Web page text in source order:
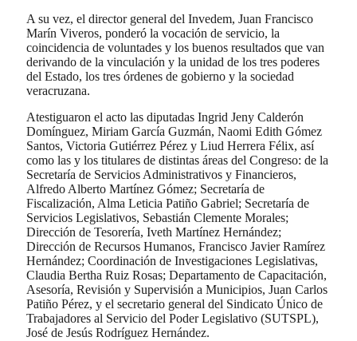
A su vez, el director general del Invedem, Juan Francisco
Marín Viveros, ponderó la vocación de servicio, la
coincidencia de voluntades y los buenos resultados que van
derivando de la vinculación y la unidad de los tres poderes
del Estado, los tres órdenes de gobierno y la sociedad
veracruzana.
Atestiguaron el acto las diputadas Ingrid Jeny Calderón
Domínguez, Miriam García Guzmán, Naomi Edith Gómez
Santos, Victoria Gutiérrez Pérez y Liud Herrera Félix, así
como las y los titulares de distintas áreas del Congreso: de la
Secretaría de Servicios Administrativos y Financieros,
Alfredo Alberto Martínez Gómez; Secretaría de
Fiscalización, Alma Leticia Patiño Gabriel; Secretaría de
Servicios Legislativos, Sebastián Clemente Morales;
Dirección de Tesorería, Iveth Martínez Hernández;
Dirección de Recursos Humanos, Francisco Javier Ramírez
Hernández; Coordinación de Investigaciones Legislativas,
Claudia Bertha Ruiz Rosas; Departamento de Capacitación,
Asesoría, Revisión y Supervisión a Municipios, Juan Carlos
Patiño Pérez, y el secretario general del Sindicato Único de
Trabajadores al Servicio del Poder Legislativo (SUTSPL),
José de Jesús Rodríguez Hernández.